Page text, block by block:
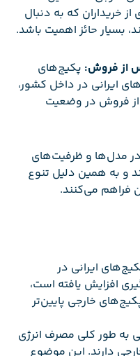
خریداران که به دنبال
بسیار حائز اهمیت باشد.
از فروش: پکیج‌های
ایرانی در داخل کشور،
از فروش در وضعیت
در مدل‌ها و ظرفیت‌های
و به همین دلیل تنوع
فراهم می‌کنند.
ایرانی در
افزایش یافته است،
خارجی پایین‌تر
به طور کلی مصرف انرژی
دارند. این موضوع